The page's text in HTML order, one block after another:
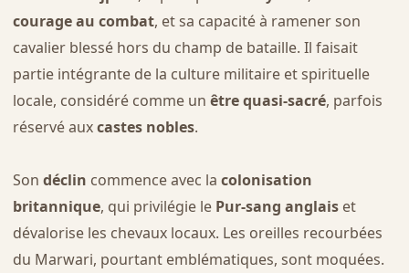
courage au combat, et sa capacité à ramener son
cavalier blessé hors du champ de bataille. Il faisait
partie intégrante de la culture militaire et spirituelle
locale, considéré comme un être quasi-sacré, parfois
réservé auxcastes nobles.
Son déclin commence avec la colonisation
britannique, qui privilégie le Pur-sang anglaiset
dévalorise les chevaux locaux. Les oreilles recourbées
du Marwari, pourtant emblématiques, sont moquées.